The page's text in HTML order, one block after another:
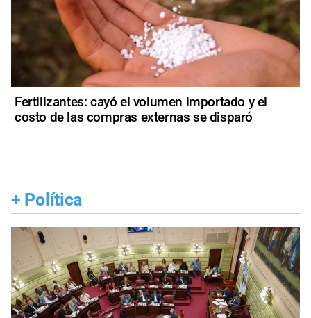
Fertilizantes: cayó el volumen importado y el
costo de las compras externas se disparó
+ Política